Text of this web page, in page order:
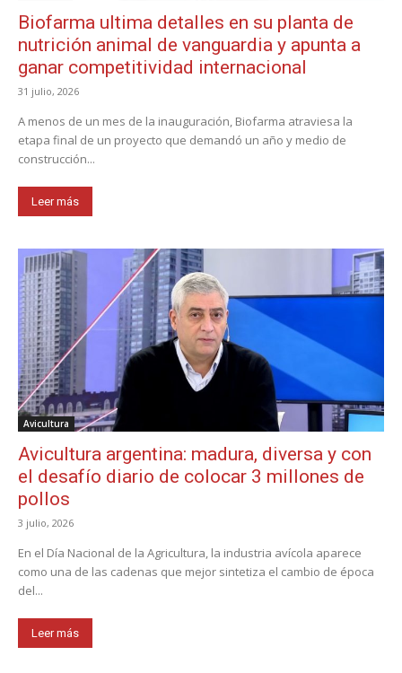
Biofarma ultima detalles en su planta de
nutrición animal de vanguardia y apunta a
ganar competitividad internacional
31 julio, 2026
A menos de un mes de la inauguración, Biofarma atraviesa la
etapa final de un proyecto que demandó un año y medio de
construcción...
Leer más
Avicultura
Avicultura argentina: madura, diversa y con
el desafío diario de colocar 3 millones de
pollos
3 julio, 2026
En el Día Nacional de la Agricultura, la industria avícola aparece
como una de las cadenas que mejor sintetiza el cambio de época
del...
Leer más